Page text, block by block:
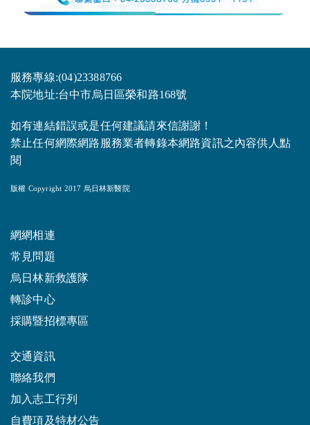
服務專線:(04)23388766
本院地址:台中市烏日區榮和路168號
如有連結錯誤或是任何建議請來信謝謝！
禁止任何網際網路服務業者轉錄本網路資訊之內容供人點
閱
版權 Copyright 2017 烏日林新醫院
網網相連
常見問題
烏日林新救護隊
轉診中心
採購暨招標專區
交通資訊
聯絡我們
加入志工行列
自費項及特材公告